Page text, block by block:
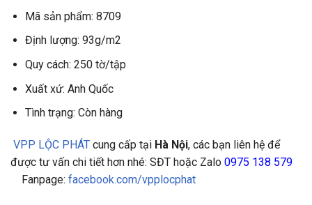
Mã sản phẩm: 8709
Định lượng: 93g/m2
Quy cách: 250 tờ/tập
Xuất xứ: Anh Quốc
Tình trạng: Còn hàng
VPP LỘC PHÁT cung cấp tại Hà Nội, các bạn liên hệ để
được tư vấn chi tiết hơn nhé: SĐT hoặc Zalo 0975 138 579
Fanpage: facebook.com/vpplocphat